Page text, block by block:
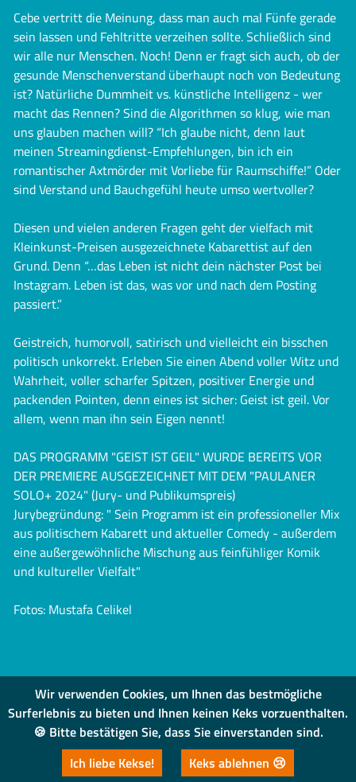
Wir verwenden Cookies, um Ihnen das bestmögliche
Surferlebnis zu bieten und Ihnen keinen Keks vorzuenthalten.
🍪 Bitte bestätigen Sie, dass Sie einverstanden sind.
Ich liebe Kekse!
Keks ablehnen 😢
Cebe vertritt die Meinung, dass man auch mal Fünfe gerade
sein lassen und Fehltritte verzeihen sollte. Schließlich sind
wir alle nur Menschen. Noch! Denn er fragt sich auch, ob der
gesunde Menschenverstand überhaupt noch von Bedeutung
ist? Natürliche Dummheit vs. künstliche Intelligenz - wer
macht das Rennen? Sind die Algorithmen so klug, wie man
uns glauben machen will? “Ich glaube nicht, denn laut
meinen Streamingdienst-Empfehlungen, bin ich ein
romantischer Axtmörder mit Vorliebe für Raumschiffe!” Oder
sind Verstand und Bauchgefühl heute umso wertvoller?
Diesen und vielen anderen Fragen geht der vielfach mit
Kleinkunst-Preisen ausgezeichnete Kabarettist auf den
Grund. Denn “…das Leben ist nicht dein nächster Post bei
Instagram. Leben ist das, was vor und nach dem Posting
passiert.”
Geistreich, humorvoll, satirisch und vielleicht ein bisschen
politisch unkorrekt. Erleben Sie einen Abend voller Witz und
Wahrheit, voller scharfer Spitzen, positiver Energie und
packenden Pointen, denn eines ist sicher: Geist ist geil. Vor
allem, wenn man ihn sein Eigen nennt!
DAS PROGRAMM "GEIST IST GEIL" WURDE BEREITS VOR
DER PREMIERE AUSGEZEICHNET MIT DEM "PAULANER
SOLO+ 2024" (Jury- und Publikumspreis)
Jurybegründung: " Sein Programm ist ein professioneller Mix
aus politischem Kabarett und aktueller Comedy - außerdem
eine außergewöhnliche Mischung aus feinfühliger Komik
und kultureller Vielfalt"
Fotos: Mustafa Celikel
IMPRESSUM |DATENSCHUTZ